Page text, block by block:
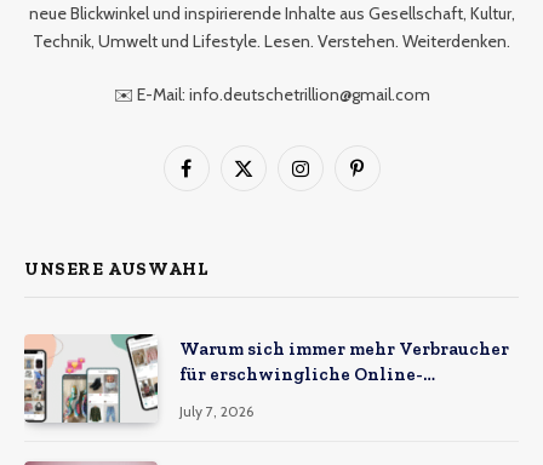
neue Blickwinkel und inspirierende Inhalte aus Gesellschaft, Kultur,
Technik, Umwelt und Lifestyle. Lesen. Verstehen. Weiterdenken.
✉️ E-Mail: info.deutschetrillion@gmail.com
Facebook
X
InstagramPinterest
UNSERE AUSWAHL
Warum sich immer mehr Verbraucher
für erschwingliche Online-
July 7, 2026